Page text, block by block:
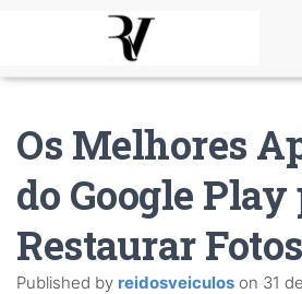
Os Melhores
do Google Play
Restaurar Fotos
Published by reidosveiculos on 31